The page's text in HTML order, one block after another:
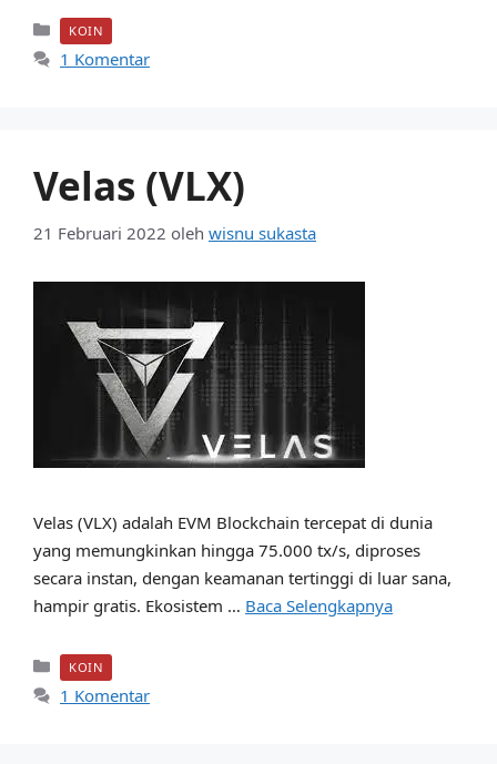
Kategori
KOIN
1 Komentar
Velas (VLX)
21 Februari 2022 oleh wisnu sukasta
Velas (VLX) adalah EVM Blockchain tercepat di dunia
yang memungkinkan hingga 75.000 tx/s, diproses
secara instan, dengan keamanan tertinggi di luar sana,
hampir gratis. Ekosistem … Baca Selengkapnya
Kategori
KOIN
1 Komentar